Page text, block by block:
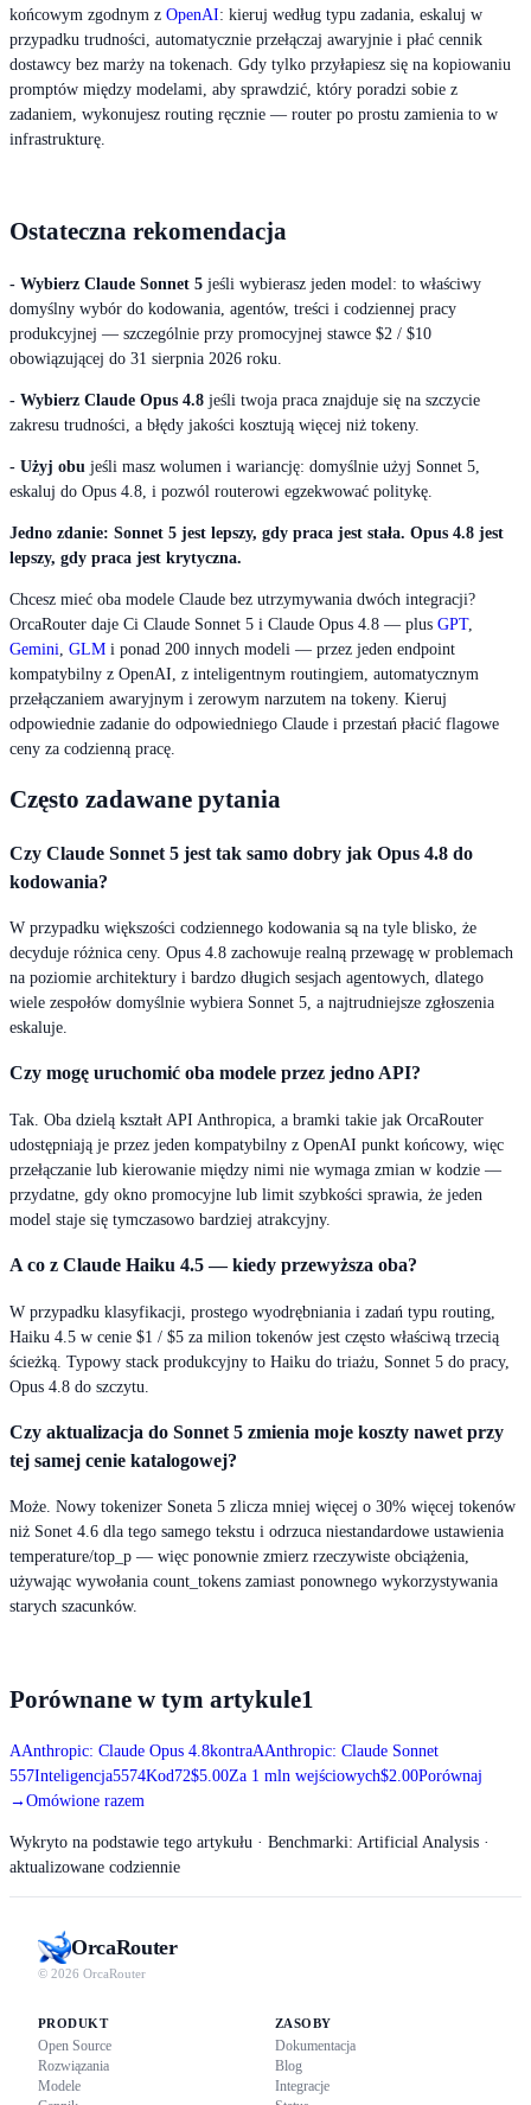
końcowym zgodnym z OpenAI: kieruj według typu zadania, eskaluj w
przypadku trudności, automatycznie przełączaj awaryjnie i płać cennik
dostawcy bez marży na tokenach. Gdy tylko przyłapiesz się na kopiowaniu
promptów między modelami, aby sprawdzić, który poradzi sobie z
zadaniem, wykonujesz routing ręcznie — router po prostu zamienia to w
infrastrukturę.
Ostateczna rekomendacja
- Wybierz Claude Sonnet 5 jeśli wybierasz jeden model: to właściwy
domyślny wybór do kodowania, agentów, treści i codziennej pracy
produkcyjnej — szczególnie przy promocyjnej stawce $2 / $10
obowiązującej do 31 sierpnia 2026 roku.
- Wybierz Claude Opus 4.8 jeśli twoja praca znajduje się na szczycie
zakresu trudności, a błędy jakości kosztują więcej niż tokeny.
- Użyj obu jeśli masz wolumen i wariancję: domyślnie użyj Sonnet 5,
eskaluj do Opus 4.8, i pozwól routerowi egzekwować politykę.
Jedno zdanie: Sonnet 5 jest lepszy, gdy praca jest stała. Opus 4.8 jest
lepszy, gdy praca jest krytyczna.
Chcesz mieć oba modele Claude bez utrzymywania dwóch integracji?
OrcaRouter daje Ci Claude Sonnet 5 i Claude Opus 4.8 — plus GPT,
Gemini GLM i ponad 200 innych modeli — przez jeden endpoint
kompatybilny z OpenAI, z inteligentnym routingiem, automatycznym
przełączaniem awaryjnym i zerowym narzutem na tokeny. Kieruj
odpowiednie zadanie do odpowiedniego Claude i przestań płacić flagowe
ceny za codzienną pracę.
Często zadawane pytania
Czy Claude Sonnet 5 jest tak samo dobry jak Opus 4.8 do
kodowania?
W przypadku większości codziennego kodowania są na tyle blisko, że
decyduje różnica ceny. Opus 4.8 zachowuje realną przewagę w problemach
na poziomie architektury i bardzo długich sesjach agentowych, dlatego
wiele zespołów domyślnie wybiera Sonnet 5, a najtrudniejsze zgłoszenia
eskaluje.
Czy mogę uruchomić oba modele przez jedno API?
Tak. Oba dzielą kształt API Anthropica, a bramki takie jak OrcaRouter
udostępniają je przez jeden kompatybilny z OpenAI punkt końcowy, więc
przełączanie lub kierowanie między nimi nie wymaga zmian w kodzie —
przydatne, gdy okno promocyjne lub limit szybkości sprawia, że jeden
model staje się tymczasowo bardziej atrakcyjny.
A co z Claude Haiku 4.5 — kiedy przewyższa oba?
W przypadku klasyfikacji, prostego wyodrębniania i zadań typu routing,
Haiku 4.5 w cenie $1 / $5 za milion tokenów jest często właściwą trzecią
ścieżką. Typowy stack produkcyjny to Haiku do triażu, Sonnet 5 do pracy,
Opus 4.8 do szczytu.
Czy aktualizacja do Sonnet 5 zmienia moje koszty nawet przy
tej samej cenie katalogowej?
Może. Nowy tokenizer Soneta 5 zlicza mniej więcej o 30% więcej tokenów
niż Sonet 4.6 dla tego samego tekstu i odrzuca niestandardowe ustawienia
temperature/top_p — więc ponownie zmierz rzeczywiste obciążenia,
używając wywołania count_tokens zamiast ponownego wykorzystywania
starych szacunków.
Porównane w tym artykule1
AAnthropic: Claude Opus 4.8kontraAAnthropic: Claude Sonnet
557Inteligencja5574Kod72$5.00Za 1 mln wejściowych$2.00Porównaj
→ Omówione razem
Wykryto na podstawie tego artykułu · Benchmarki: Artificial Analysis ·
aktualizowane codziennie
OrcaRouter
© 2026 OrcaRouter
PRODUKT
Open Source
Rozwiązania
Modele
ZASOBY
Dokumentacja
Blog
Integracje